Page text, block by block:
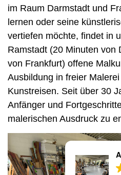
im Raum Darmstadt und
lernen oder seine
vertiefen möchte, findet in
Ramstadt (20 Minuten von
von Frankfurt) offene
Ausbildung in freier
Kunstreisen. Seit über 30
Anfänger und
malerischen Ausdruck zu